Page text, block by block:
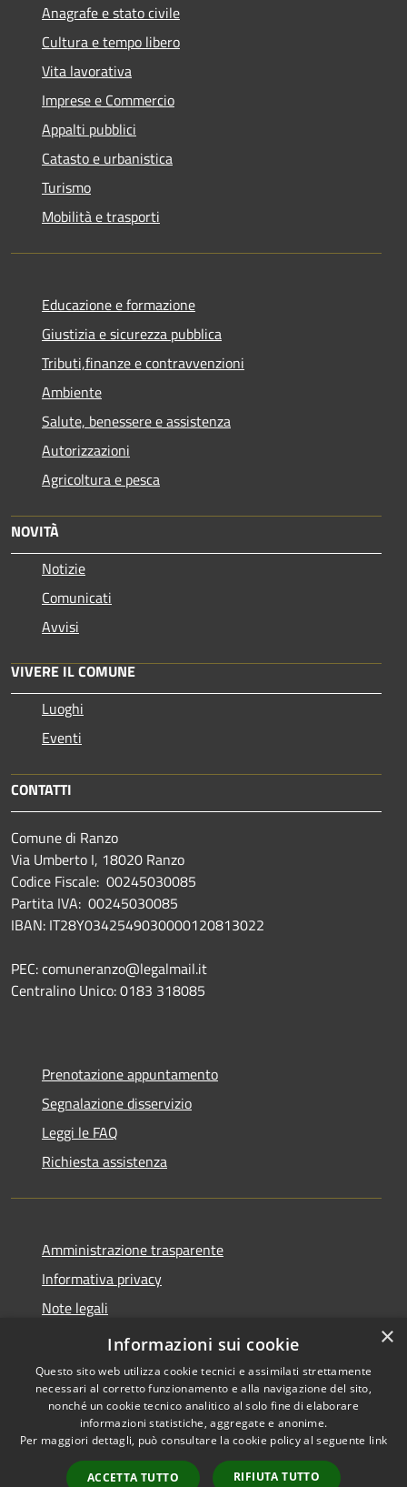
Anagrafe e stato civile
Cultura e tempo libero
Vita lavorativa
Imprese e Commercio
Appalti pubblici
Catasto e urbanistica
Turismo
Mobilità e trasporti
Educazione e formazione
Giustizia e sicurezza pubblica
Tributi,finanze e contravvenzioni
Ambiente
Salute, benessere e assistenza
Autorizzazioni
Agricoltura e pesca
NOVITÀ
Notizie
Comunicati
Avvisi
VIVERE IL COMUNE
Luoghi
Eventi
CONTATTI
Comune di Ranzo
Via Umberto I, 18020 Ranzo
Codice Fiscale: 00245030085
Partita IVA: 00245030085
IBAN: IT28Y0342549030000120813022
PEC: comuneranzo@legalmail.it
Centralino Unico: 0183 318085
Prenotazione appuntamento
Segnalazione disservizio
Leggi le FAQ
Richiesta assistenza
Amministrazione trasparente
Informativa privacy
Note legali
Dichiarazione di accessibilità
Accessibilità
Copyright © 2026 • Comune di
Ranzo • Powered by
Municipium•
Accesso
×
Informazioni sui cookie
Questo sito web utilizza cookie tecnici e assimilati strettamente
necessari al corretto funzionamento e alla navigazione del sito,
nonché un cookie tecnico analitico al solo fine di elaborare
informazioni statistiche, aggregate e anonime.
Per maggiori dettagli, può consultare la cookie policy al seguente link
ACCETTA TUTTO RIFIUTA TUTTO